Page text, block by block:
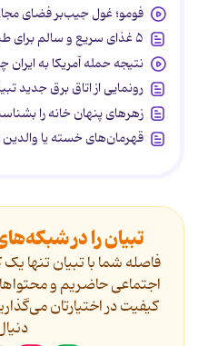
فومو؛ غول جیب‌بر فضای
۵ غذای سریع و سالم برای طبیعت‌گردی
نتیجه حمله آمریکا به
رونمایی از اتاق برق جدید
زهرهای پنهان خانه را
قهرمان‌های خسته یا
تبیان را در
فاصله شما با تبیان تنها
اجتماعی حاضریم و
کیفیت در اختیارتان